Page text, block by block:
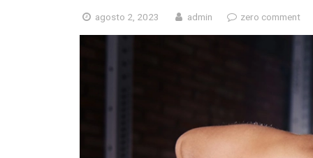
agosto 2, 2023 admin zero comment